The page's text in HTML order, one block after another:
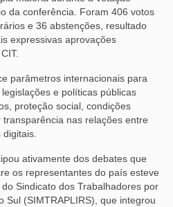
da conferência. Foram 406 votos
e 36 abstenções, resultado
expressivas aprovações
parâmetros internacionais para
e políticas públicas
proteção social, condições
nas relações entre
digitais.
ativamente dos debates que
os representantes do país esteve
Sindicato dos Trabalhadores por
Sul (SIMTRAPLIRS), que integrou